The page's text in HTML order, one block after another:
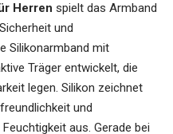
Herren spielt das Armband
und
Silikonarmband mit
Träger entwickelt, die
legen. Silikon zeichnet
und
aus. Gerade bei